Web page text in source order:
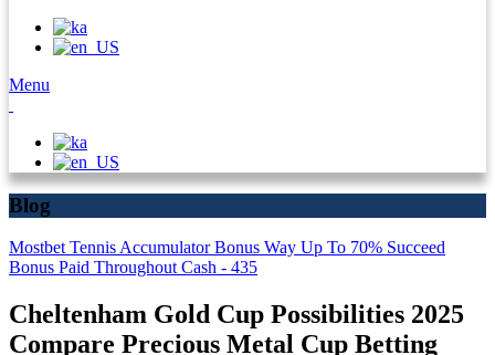
Menu
Blog
Mostbet Tennis Accumulator Bonus Way Up To 70% Succeed
Bonus Paid Throughout Cash - 435
Cheltenham Gold Cup Possibilities 2025
Compare Precious Metal Cup Betting